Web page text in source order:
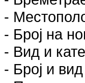
-
- Број на
- Вид и
- Број и